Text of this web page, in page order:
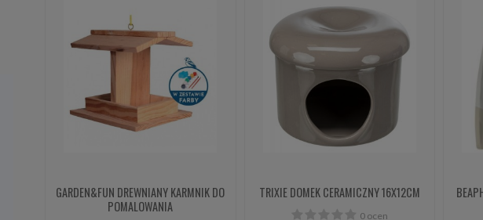
GARDEN&FUN DREWNIANY KARMNIK DO
POMALOWANIA
TRIXIE DOMEK CERAMICZNY 16X12CM
0 ocen